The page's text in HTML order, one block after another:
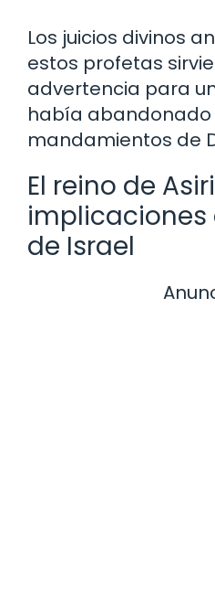
Los juicios divinos
estos profetas
advertencia para
había abandonado
mandamientos de
El reino de
implicaciones
de Israel